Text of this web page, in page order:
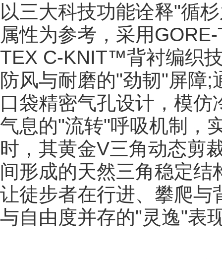
以三大科技功能诠释"循
属性为参考，采用
TEX C-KNIT™️背衬编织
防风与耐磨的"劲韧"屏障
口袋精密气孔设计，模
气息的"流转"呼吸机制，
时，其黄金V三角动态剪
间形成的天然三角稳定
让徒步者在行进、攀爬与
与自由度并存的"灵逸"表